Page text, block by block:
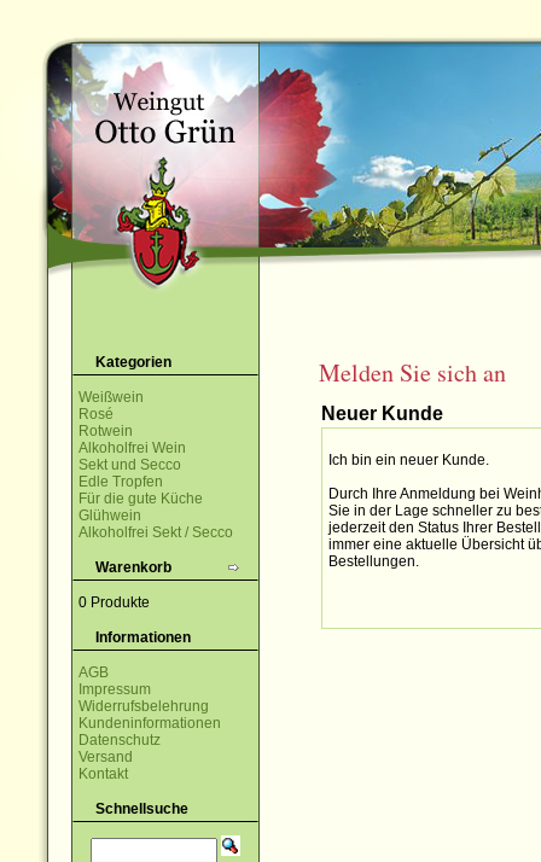
Kategorien
Weißwein
Rosé
Rotwein
Alkoholfrei Wein
Sekt und Secco
Edle Tropfen
Für die gute Küche
Glühwein
Alkoholfrei Sekt / Secco
Warenkorb
0 Produkte
Informationen
AGB
Impressum
Widerrufsbelehrung
Kundeninformationen
Datenschutz
Versand
Kontakt
Schnellsuche
Melden Sie sich an
Neuer Kunde
Ich bin ein neuer Kunde.
Durch Ihre Anmeldung bei
Sie in der Lage schneller zu
jederzeit den Status Ihrer
immer eine aktuelle Übersicht
Bestellungen.